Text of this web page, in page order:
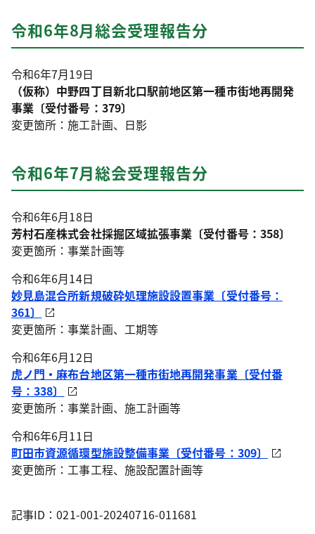
令和6年8月総会受理報告分
令和6年7月19日
（仮称）中野四丁目新北口駅前地区第一種市街地再開発
事業〔受付番号：379〕
変更箇所：施工計画、日影
令和6年7月総会受理報告分
令和6年6月18日
芳村石産株式会社採掘区域拡張事業〔受付番号：358〕
変更箇所：事業計画等
令和6年6月14日
妙見島混合所新規破砕処理施設設置事業〔受付番号：
361〕
変更箇所：事業計画、工期等
令和6年6月12日
虎ノ門・麻布台地区第一種市街地再開発事業〔受付番
号：338〕
変更箇所：事業計画、施工計画等
令和6年6月11日
町田市資源循環型施設整備事業〔受付番号：309〕
変更箇所：工事工程、施設配置計画等
記事ID：021-001-20240716-011681